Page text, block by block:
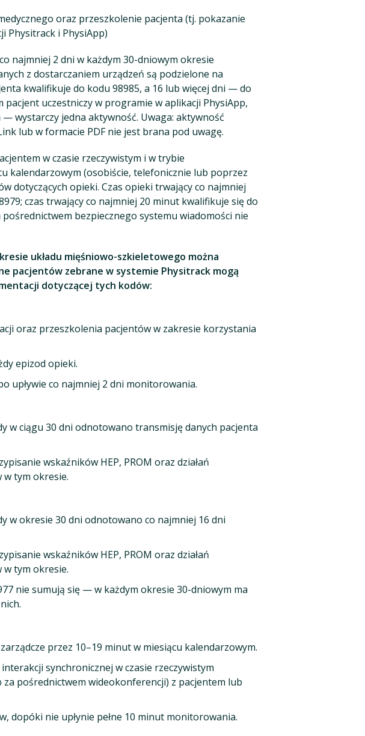
oraz przeszkolenie pacjenta (tj. pokazanie
Physitrack i PhysiApp)
najmniej 2 dni w każdym 30-dniowym okresie
z dostarczaniem urządzeń są podzielone na
kwalifikuje do kodu 98985, a 16 lub więcej dni — do
pacjent uczestniczy w programie w aplikacji PhysiApp,
wystarczy jedna aktywność. Uwaga: aktywność
lub w formacie PDF nie jest brana pod uwagę.
w czasie rzeczywistym i w trybie
kalendarzowym (osobiście, telefonicznie lub poprzez
dotyczących opieki. Czas opieki trwający co najmniej
czas trwający co najmniej 20 minut kwalifikuje się do
bezpiecznego systemu wiadomości nie
układu mięśniowo-szkieletowego można
pacjentów zebrane w systemie Physitrack mogą
dotyczącej tych kodów:
oraz przeszkolenia pacjentów w zakresie korzystania
epizod opieki.
upływie co najmniej 2 dni monitorowania.
w ciągu 30 dni odnotowano transmisję danych pacjenta
wskaźników HEP, PROM oraz działań
w tym okresie.
w okresie 30 dni odnotowano co najmniej 16 dni
wskaźników HEP, PROM oraz działań
w tym okresie.
nie sumują się — w każdym okresie 30-dniowym ma
przez 10–19 minut w miesiącu kalendarzowym.
synchronicznej w czasie rzeczywistym
pośrednictwem wideokonferencji) z pacjentem lub
dopóki nie upłynie pełne 10 minut monitorowania.